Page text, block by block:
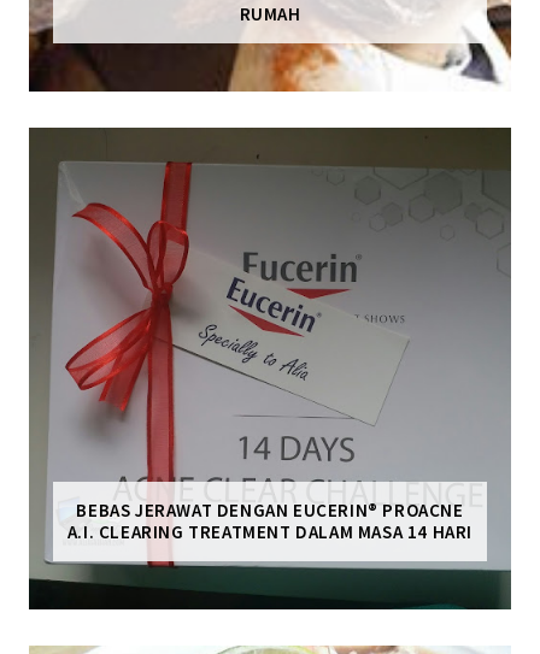
RUMAH
BEBAS JERAWAT DENGAN EUCERIN® PROACNE
A.I. CLEARING TREATMENT DALAM MASA 14 HARI